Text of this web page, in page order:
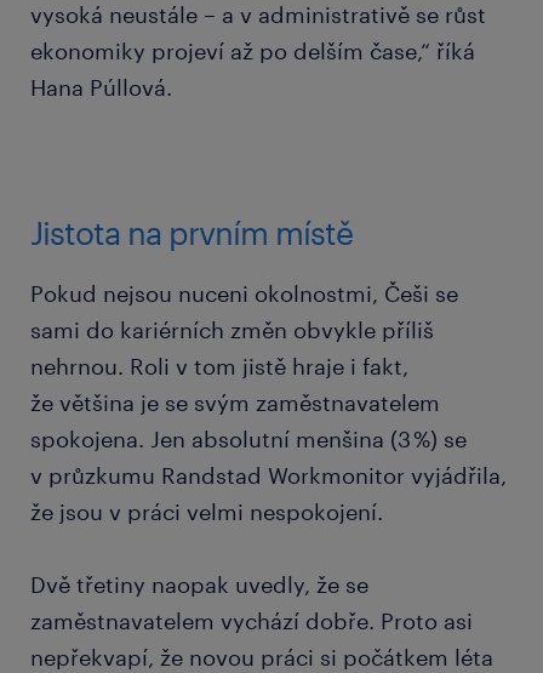
vysoká neustále – a v administrativě se růst
ekonomiky projeví až po delším čase,“ říká
Hana Púllová.
Jistota na prvním místě
Pokud nejsou nuceni okolnostmi, Češi se
sami do kariérních změn obvykle příliš
nehrnou. Roli v tom jistě hraje i fakt,
že většina je se svým zaměstnavatelem
spokojena. Jen absolutní menšina (3 %) se
v průzkumu Randstad Workmonitor vyjádřila,
že jsou v práci velmi nespokojení.
Dvě třetiny naopak uvedly, že se
zaměstnavatelem vychází dobře. Proto asi
nepřekvapí, že novou práci si počátkem léta